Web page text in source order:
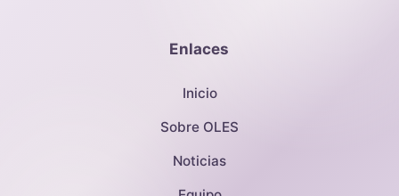
Enlaces
Inicio
Sobre OLES
Noticias